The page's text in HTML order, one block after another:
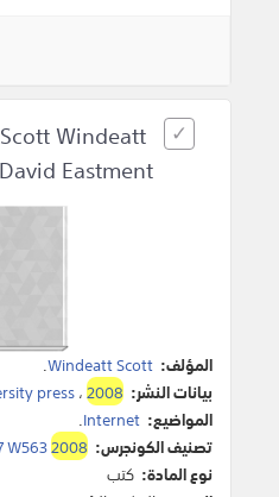
Windeatt
Eastment.
المؤلف: Windeatt Scott
.
بيانات النشر:
press،2008
المواضيع: Internet
.
تصنيف الكونجرس:
W5632008
نوع المادة: كتب